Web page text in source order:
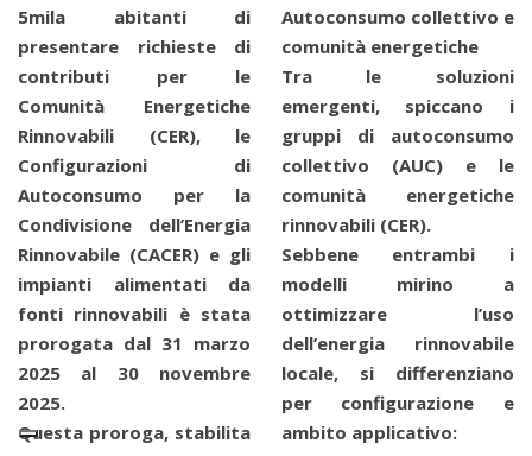
5mila abitanti di
presentare richieste di
contributi per le
Comunità Energetiche
Rinnovabili (CER), le
Configurazioni di
Autoconsumo per la
Condivisione dell’Energia
Rinnovabile (CACER) e gli
impianti alimentati da
fonti rinnovabili è stata
prorogata dal 31 marzo
2025 al 30 novembre
2025.
Questa proroga, stabilita
Autoconsumo collettivo e
comunità energetiche
Tra le soluzioni
emergenti, spiccano i
gruppi di autoconsumo
collettivo (AUC) e le
comunità energetiche
rinnovabili (CER).
Sebbene entrambi i
modelli mirino a
ottimizzare l’uso
dell’energia rinnovabile
locale, si differenziano
per configurazione e
ambito applicativo: